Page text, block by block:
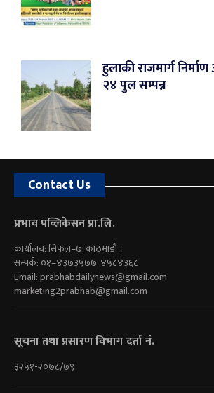
हुलाकी राजमार्ग
२४ पुल सम्पन्न
Contact Us
प्रभाव पब्लिकेसन प्रा.लि.
कार्यालय: सिफल–७, काठमाडौं ।
सम्पर्क: ०१–४३७३५७७, ४५८४३६८
Email:prabhabdailynews@gmail.com
marketing2prabhab@gmail.com
सूचना तथा प्रसारण विभाग दर्ता नं.
३२५१-२०७८/७९